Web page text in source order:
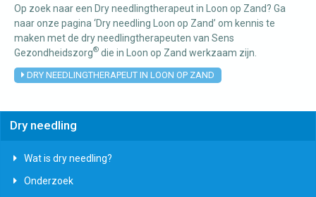
Op zoek naar een Dry needlingtherapeut in Loon op Zand? Ga
naar onze pagina ‘Dry needling Loon op Zand’ om kennis te
maken met de dry needlingtherapeuten van Sens
Gezondheidszorg® die in Loon op Zand werkzaam zijn.
DRY NEEDLINGTHERAPEUT IN LOON OP ZAND
Dry needling
Wat is dry needling?
Onderzoek